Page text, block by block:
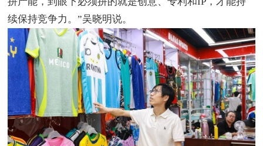
续保持竞争力。”吴晓明说。